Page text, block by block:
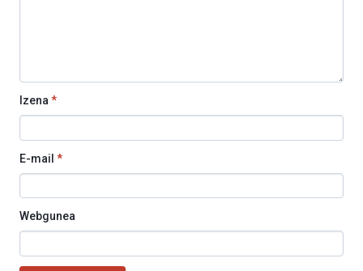
Izena*
E-mail *
Webgunea